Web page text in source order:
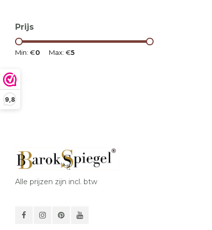
9,8
Prijs
Min: €0 Max: €5
Alle prijzen zijn incl. btw